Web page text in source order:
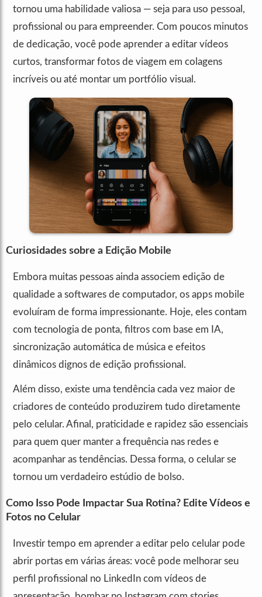
tornou uma habilidade valiosa — seja para uso pessoal,
profissional ou para empreender. Com poucos minutos
de dedicação, você pode aprender a editar vídeos
curtos, transformar fotos de viagem em colagens
incríveis ou até montar um portfólio visual.
Curiosidades sobre a Edição Mobile
Embora muitas pessoas ainda associem edição de
qualidade a softwares de computador, os apps mobile
evoluíram de forma impressionante. Hoje, eles contam
com tecnologia de ponta, filtros com base em IA,
sincronização automática de música e efeitos
dinâmicos dignos de edição profissional.
Além disso, existe uma tendência cada vez maior de
criadores de conteúdo produzirem tudo diretamente
pelo celular. Afinal, praticidade e rapidez são essenciais
para quem quer manter a frequência nas redes e
acompanhar as tendências. Dessa forma, o celular se
tornou um verdadeiro estúdio de bolso.
Como Isso Pode Impactar Sua Rotina? Edite Vídeos e
Fotos no Celular
Investir tempo em aprender a editar pelo celular pode
abrir portas em várias áreas: você pode melhorar seu
perfil profissional no LinkedIn com vídeos de